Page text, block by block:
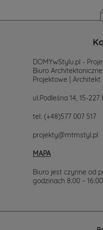
DOMYwStylu.pl -
Biuro Architektoniczne |
Projektowe | Architekt
ul.Podleśna 14, 15-227
tel: (+48)577 007 517
projekty@mtmstyl.pl
MAPA
Biuro jest czynne od
godzinach 8:00 – 16:00